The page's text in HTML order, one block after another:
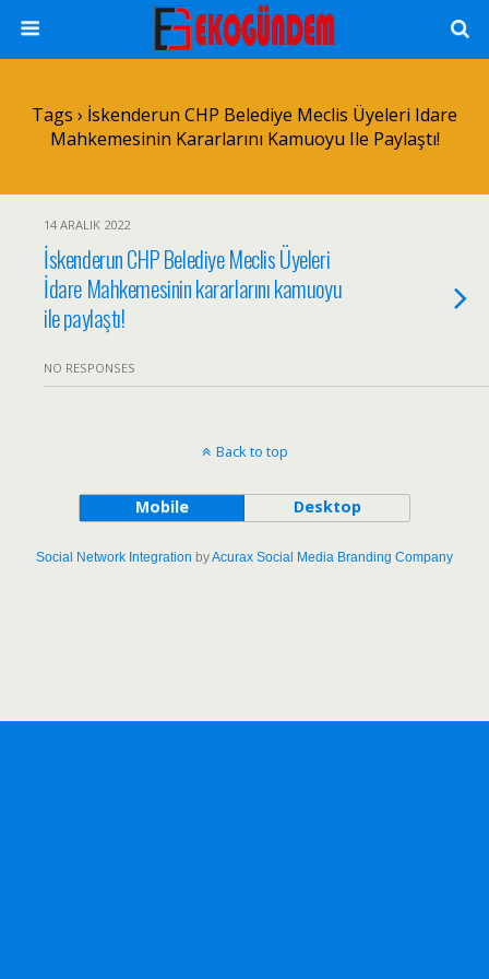
Tags › İskenderun CHP Belediye Meclis Üyeleri Idare
Mahkemesinin Kararlarını Kamuoyu Ile Paylaştı!
14 ARALIK 2022
İskenderun CHP Belediye Meclis Üyeleri
İdare Mahkemesinin kararlarını kamuoyu
ile paylaştı!
NO RESPONSES
Back to top
Mobile Desktop
Social Network Integration byAcurax Social Media Branding Company